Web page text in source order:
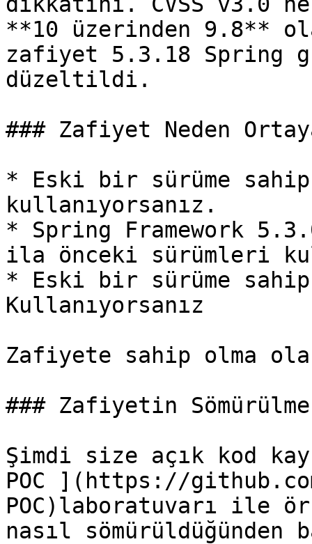
**10 üzerinden 9.8**
zafiyet 5.3.18 Spring
düzeltildi.
### Zafiyet Neden
* Eski bir sürüme
kullanıyorsanız.
* Spring Framework
ila önceki sürümleri
* Eski bir sürüme sahip
Kullanıyorsanız
Zafiyete sahip olma
### Zafiyetin
Şimdi size açık kod
POC ](https://
POC)laboratuvarı ile
nasıl sömürüldüğünden